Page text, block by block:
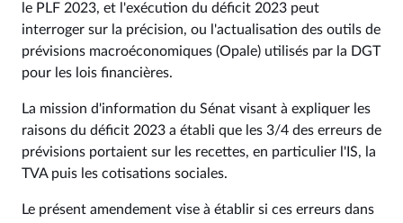
le PLF 2023, et l'exécution du déficit 2023 peut
interroger sur la précision, ou l'actualisation des outils de
prévisions macroéconomiques (Opale) utilisés par la DGT
pour les lois financières.
La mission d'information du Sénat visant à expliquer les
raisons du déficit 2023 a établi que les 3/4 des erreurs de
prévisions portaient sur les recettes, en particulier l'IS, la
TVA puis les cotisations sociales.
Le présent amendement vise à établir si ces erreurs dans